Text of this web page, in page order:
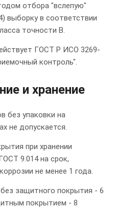
отбора "вслепую"
выборку в соответствии
точности В.
ГОСТ Р ИСО 3269-
контроль".
и хранение
без упаковки на
не допускается.
при хранении
9.014 на срок,
не менее 1 года.
защитного покрытия - 6
покрытием - 8